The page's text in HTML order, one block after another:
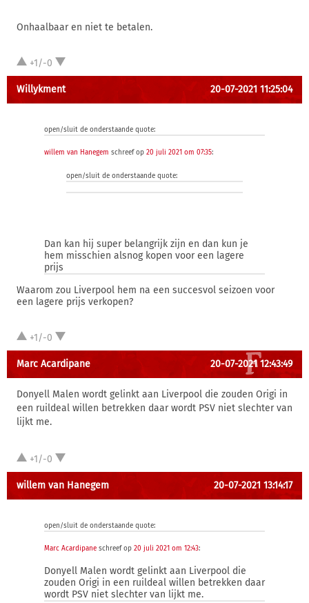
Onhaalbaar en niet te betalen.
+1/-0
Willykment 20-07-2021 11:25:04
open/sluit de onderstaande quote:
willem van Hanegem schreef op 20 juli 2021 om 07:35:
open/sluit de onderstaande quote:
Dan kan hij super belangrijk zijn en dan kun je
hem misschien alsnog kopen voor een lagere
prijs
Waarom zou Liverpool hem na een succesvol seizoen voor
een lagere prijs verkopen?
+1/-0
Marc Acardipane 20-07-2021 12:43:49
Donyell Malen wordt gelinkt aan Liverpool die zouden Origi in
een ruildeal willen betrekken daar wordt PSV niet slechter van
lijkt me.
+1/-0
willem van Hanegem 20-07-2021 13:14:17
open/sluit de onderstaande quote:
Marc Acardipane schreef op 20 juli 2021 om 12:43:
Donyell Malen wordt gelinkt aan Liverpool die
zouden Origi in een ruildeal willen betrekken daar
wordt PSV niet slechter van lijkt me.